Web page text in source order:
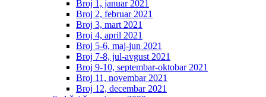
Broj 1, januar 2021
Broj 2, februar 2021
Broj 3, mart 2021
Broj 4, april 2021
Broj 5-6, maj-jun 2021
Broj 7-8, jul-avgust 2021
Broj 9-10, septembar-oktobar 2021
Broj 11, novembar 2021
Broj 12, decembar 2021